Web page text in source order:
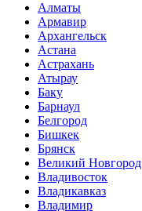
Алматы
Армавир
Архангельск
Астана
Астрахань
Атырау
Баку
Барнаул
Белгород
Бишкек
Брянск
Великий Новгород
Владивосток
Владикавказ
Владимир